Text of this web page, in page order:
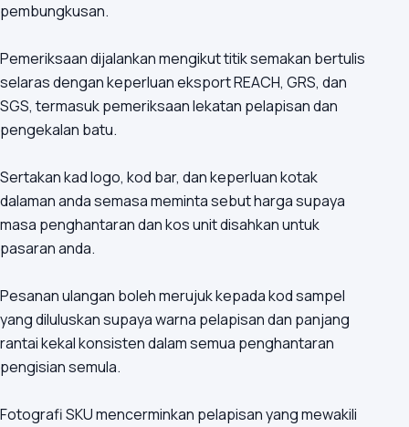
pembungkusan.
Pemeriksaan dijalankan mengikut titik semakan bertulis
selaras dengan keperluan eksport REACH, GRS, dan
SGS, termasuk pemeriksaan lekatan pelapisan dan
pengekalan batu.
Sertakan kad logo, kod bar, dan keperluan kotak
dalaman anda semasa meminta sebut harga supaya
masa penghantaran dan kos unit disahkan untuk
pasaran anda.
Pesanan ulangan boleh merujuk kepada kod sampel
yang diluluskan supaya warna pelapisan dan panjang
rantai kekal konsisten dalam semua penghantaran
pengisian semula.
Fotografi SKU mencerminkan pelapisan yang mewakili